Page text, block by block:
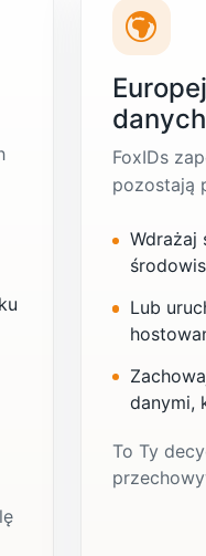
danych
FoxIDs
pozostają
Wdrażaj
Lub
danymi,
To Ty